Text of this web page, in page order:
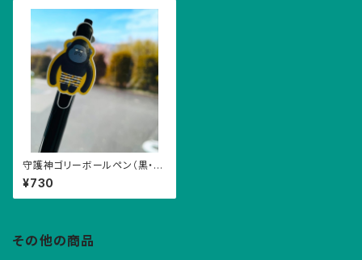
守護神ゴリーボールペン（黒・
赤・シャープペンシル）
¥730
その他の商品